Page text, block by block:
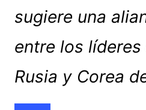
sugiere una
entre los líderes
Rusia y Corea